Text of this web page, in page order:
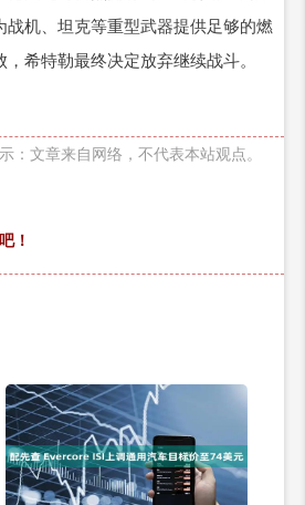
机、坦克等重型武器提供足够的燃
希特勒最终决定放弃继续战斗。
：文章来自网络，不代表本站观点。
！